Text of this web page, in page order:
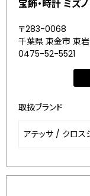
宝飾・時計 ミズノ
〒283-0068
千葉県 東金市 東
0475-52-5521
取扱ブランド
アテッサ / クロス